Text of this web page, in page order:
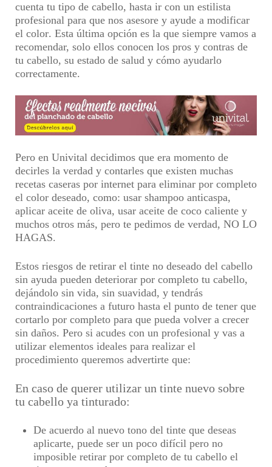
cuenta tu tipo de cabello, hasta ir con un estilista
profesional para que nos asesore y ayude a modificar
el color. Esta última opción es la que siempre vamos a
recomendar, solo ellos conocen los pros y contras de
tu cabello, su estado de salud y cómo ayudarlo
correctamente.
Pero en Univital decidimos que era momento de
decirles la verdad y contarles que existen muchas
recetas caseras por internet para eliminar por completo
el color deseado, como: usar shampoo anticaspa,
aplicar aceite de oliva, usar aceite de coco caliente y
muchos otros más, pero te pedimos de verdad, NO LO
HAGAS.
Estos riesgos de retirar el tinte no deseado del cabello
sin ayuda pueden deteriorar por completo tu cabello,
dejándolo sin vida, sin suavidad, y tendrás
contraindicaciones a futuro hasta el punto de tener que
cortarlo por completo para que pueda volver a crecer
sin daños. Pero si acudes con un profesional y vas a
utilizar elementos ideales para realizar el
procedimiento queremos advertirte que:
En caso de querer utilizar un tinte nuevo sobre
tu cabello ya tinturado:
De acuerdo al nuevo tono del tinte que deseas
aplicarte, puede ser un poco difícil pero no
imposible retirar por completo de tu cabello el